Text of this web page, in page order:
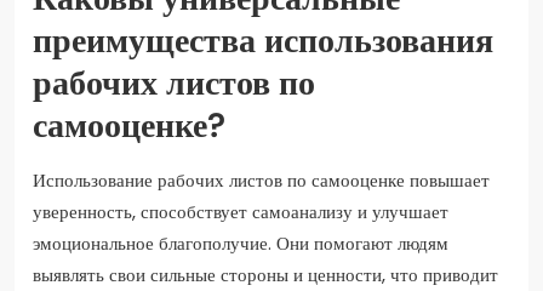
преимущества использования
рабочих листов по
самооценке?
Использование рабочих листов по самооценке повышает
уверенность, способствует самоанализу и улучшает
эмоциональное благополучие. Они помогают людям
выявлять свои сильные стороны и ценности, что приводит